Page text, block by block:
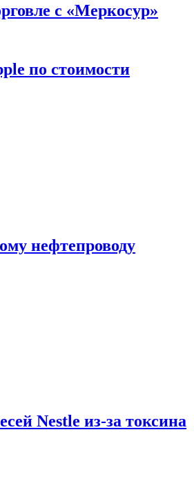
с «Меркосур»
по стоимости
нефтепроводу
Nestle из-за токсина